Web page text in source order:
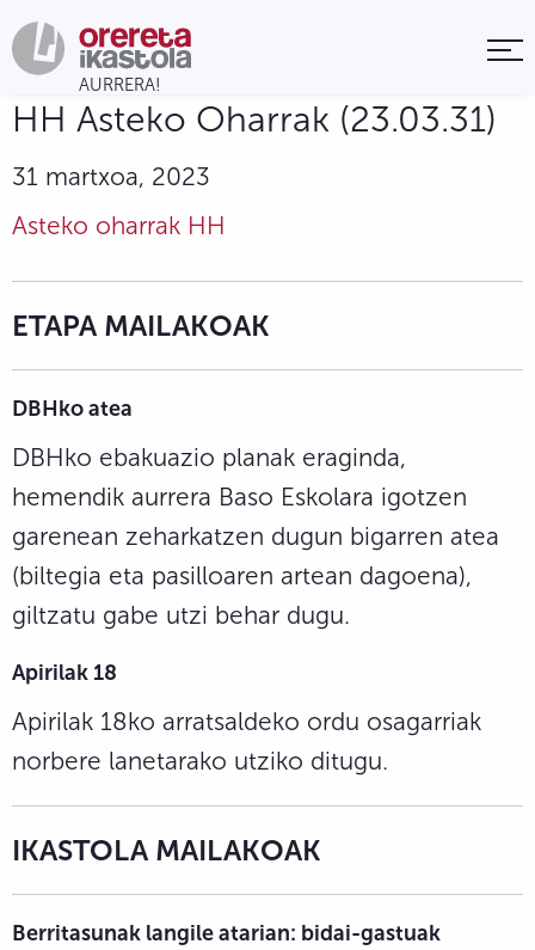
HH Asteko Oharrak (23.03.31)
31 martxoa, 2023
Asteko oharrak HH
ETAPA MAILAKOAK
DBHko atea
DBHko ebakuazio planak eraginda,
hemendik aurrera Baso Eskolara igotzen
garenean zeharkatzen dugun bigarren atea
(biltegia eta pasilloaren artean dagoena),
giltzatu gabe utzi behar dugu.
Apirilak 18
Apirilak 18ko arratsaldeko ordu osagarriak
norbere lanetarako utziko ditugu.
IKASTOLA MAILAKOAK
Berritasunak langile atarian: bidai-gastuak